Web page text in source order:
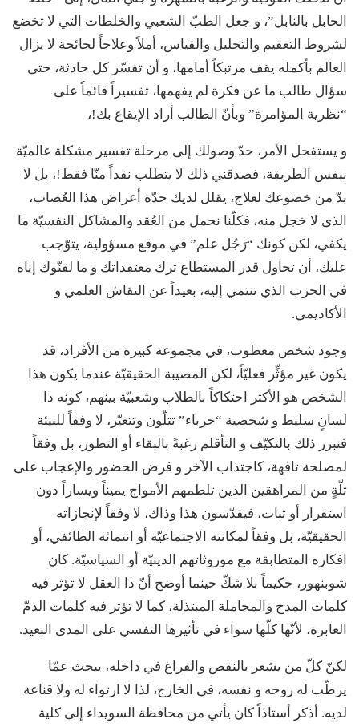
الحابل بالنابل”، و جعل الطبّ الشعبي والخلطات التي لا تخضع
لشروط التعقيم والتحليل والقياس، أملاً وعلاجاً لجائحة لا يزال
العالم بأكمله يقف مرتبكاً أمامها، و أن تفسّر كل حادثة، حتى
سؤال طالب ما عن فكرة لم يفهمها، تفسيراً قائماً على
“نظرية المؤامرة” وبأنّ الطالب أراد الإيقاع بك!،
و يستفحل الأمر، حدّ وصولك إلى مرحلة تفسير مشكلة عالميّة
بنفس الطريقة، فصدقني ذلك لا يتطلب نقداً منّا فقط!، بل لا
بدّ من خضوعك لعلاج، يقلل لديك حدّة أعراض هذا العُصاب،
الذي لا خجل منه، فكلّنا نحمل من العُقد والمشاكل النفسيّة ما
يكفي، لكن كونك “رَجُل علم” في موقع مسؤولية، يتوّجب
عليك، أن تحاول قدر المستطاع ترك معتقداتك و ما لقنّوك إياه
في الحزب الذي تنتمي إليه، بعيداً عن النقاش العلمي و
الأكاديمي.
وجود شخص معطوب، في مجموعة كبيرة من الأفراد، قد
يكون غير مؤثِّر فعليّاً، لكن المصيبة الحقيقيّة عندما يكون هذا
الشخص هو الأكثر احتكاكاً بالطلاب وشعبيّة بينهم، كونه ذا
لسانٍ سليط و شخصية “حرباء” تتلّون وتتغيّر، لا وفقاً للبيئة
فنبرر ذلك بالتكيّف و التأقلم رغبةً بالبقاء أو التطور، بل وفقاً
لمصلحة تافهة، كاجتذاب الآخر و فرض الحضور والإعجاب على
ثلّةٍ من المراهقين الذين تلطمهم الأمواج يميناً ويساراً دون
استقرار أو ثبات، فيقدّسون هذا وذاك، لا وفقاً لإنجازاته
الحقيقيّة، بل وفقاً لمكانته الاجتماعيّة أو انتمائه الطائفي، أو
افكاره المتطابقة مع موروثاتهم الدينيّة أو السياسيّة. كان
شوبنهور، حكيماً بلا شكّ حينما أوضح أنّ ذا العقل لا تؤثر فيه
كلمات المدح والمجاملة المبتذلة، كما لا تؤثر فيه كلمات الذمّ
العابرة، لأنّها كلّها سواء في تأثيرها النفسي على المدى البعيد.
لكنّ كلّ من يشعر بالنقص والفراغ في داخله، يبحث عمّا
يرطّب له روحه و نفسه، في الخارج، لذا لا ارتواء له ولا قناعة
لديه. أذكر أستاذاً كان يأتي من محافظة السويداء إلى كلية